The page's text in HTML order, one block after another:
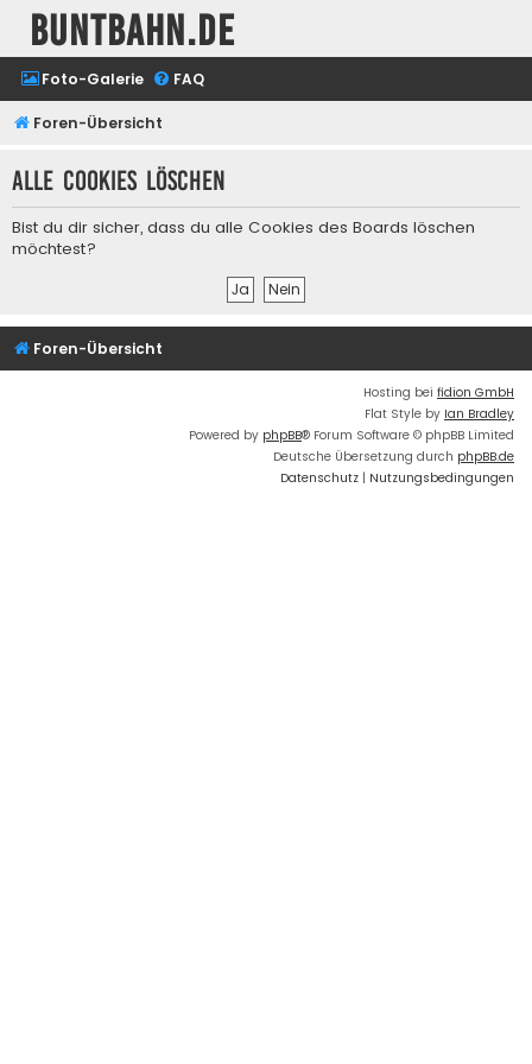
buntbahn.de
Foto-Galerie FAQ
Foren-Übersicht
Alle Cookies löschen
Bist du dir sicher, dass du alle Cookies des Boards löschen
möchtest?
Foren-Übersicht
Hosting bei fidion GmbH
Flat Style by Ian Bradley
Powered by phpBB® Forum Software © phpBB Limited
Deutsche Übersetzung durch phpBB.de
Datenschutz | Nutzungsbedingungen